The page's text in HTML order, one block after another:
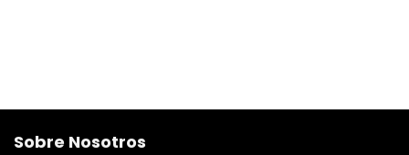
Sobre Nosotros